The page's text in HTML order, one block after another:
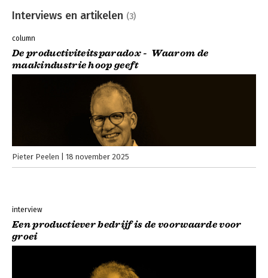
Interviews en artikelen (3)
column
De productiviteitsparadox - Waarom de
maakindustrie hoop geeft
Pieter Peelen 18 november 2025
interview
Een productiever bedrijf is de voorwaarde voor
groei